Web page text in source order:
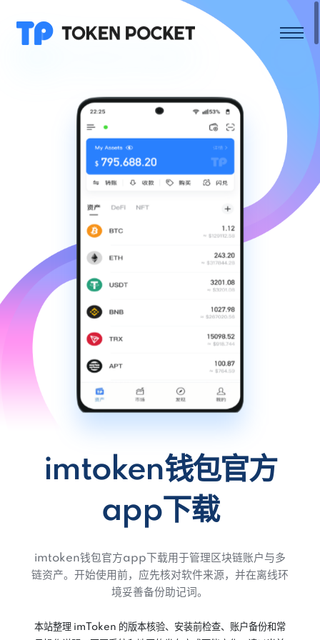
imtoken钱包官方
app下载
imtoken钱包官方app下载用于管理区块链账户与多
链资产。开始使用前，应先核对软件来源，并在离线环
境妥善备份助记词。
本站整理 imToken 的版本核验、安装前检查、账户备份和常